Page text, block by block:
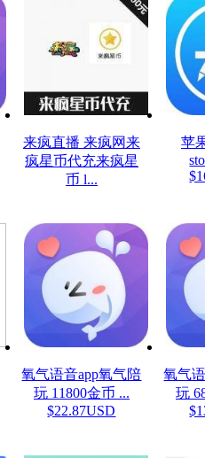
来疯直播 来疯网来
疯星币代充来疯星
币 l...
苹
氧气语音app氧气陪
玩 11800金币 ...
$22.87USD
氧气
玩